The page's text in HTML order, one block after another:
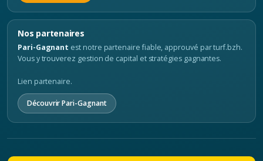
Nos partenaires
Pari-Gagnant est notre partenaire fiable, approuvé par turf.bzh.
Vous y trouverez gestion de capital et stratégies gagnantes.
Lien partenaire.
Découvrir Pari-Gagnant